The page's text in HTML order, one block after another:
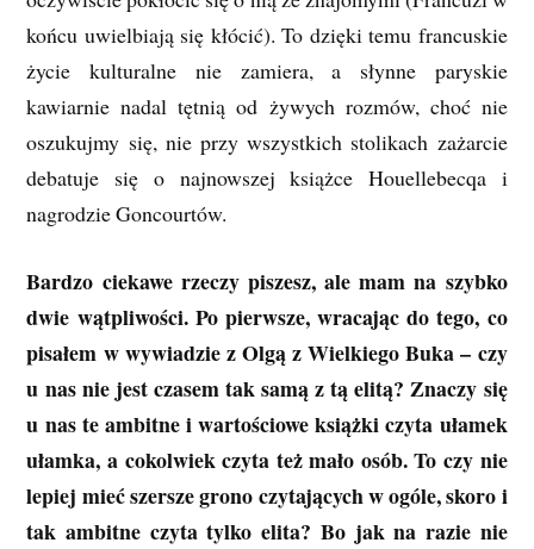
końcu uwielbiają się kłócić). To dzięki temu francuskie
życie kulturalne nie zamiera, a słynne paryskie
kawiarnie nadal tętnią od żywych rozmów, choć nie
oszukujmy się, nie przy wszystkich stolikach zażarcie
debatuje się o najnowszej książce Houellebecqa i
nagrodzie Goncourtów.
Bardzo ciekawe rzeczy piszesz, ale mam na szybko
dwie wątpliwości. Po pierwsze, wracając do tego, co
pisałem w wywiadzie z Olgą z Wielkiego Buka – czy
u nas nie jest czasem tak samą z tą elitą? Znaczy się
u nas te ambitne i wartościowe książki czyta ułamek
ułamka, a cokolwiek czyta też mało osób. To czy nie
lepiej mieć szersze grono czytających w ogóle, skoro i
tak ambitne czyta tylko elita? Bo jak na razie nie